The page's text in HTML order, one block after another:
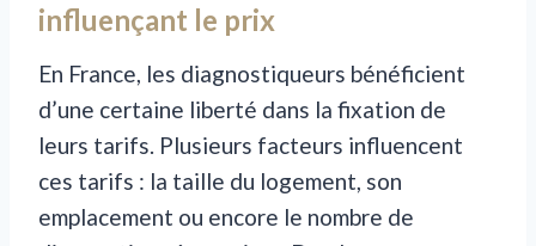
influençant le prix
En France, les diagnostiqueurs bénéficient
d’une certaine liberté dans la fixation de
leurs tarifs. Plusieurs facteurs influencent
ces tarifs : la taille du logement, son
emplacement ou encore le nombre de